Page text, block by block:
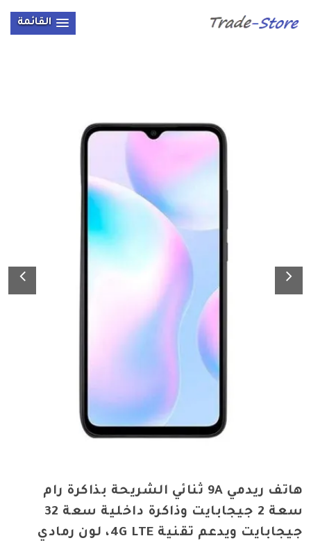
القائمة
هاتف ريدمي 9A ثنائي الشريحة بذاكرة رام
سعة 2 جيجابايت وذاكرة داخلية سعة 32
جيجابايت ويدعم تقنية 4G LTE، لون رمادي